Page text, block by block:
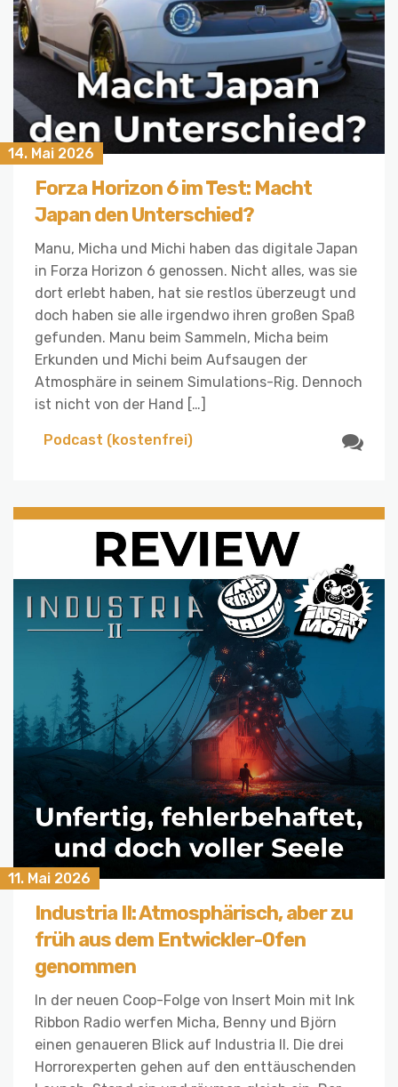
14. Mai 2026
Forza Horizon 6 im Test: Macht
Japan den Unterschied?
Manu, Micha und Michi haben das digitale Japan
in Forza Horizon 6 genossen. Nicht alles, was sie
dort erlebt haben, hat sie restlos überzeugt und
doch haben sie alle irgendwo ihren großen Spaß
gefunden. Manu beim Sammeln, Micha beim
Erkunden und Michi beim Aufsaugen der
Atmosphäre in seinem Simulations-Rig. Dennoch
ist nicht von der Hand […]
Podcast (kostenfrei)
11. Mai 2026
Industria II: Atmosphärisch, aber zu
früh aus dem Entwickler-Ofen
genommen
In der neuen Coop-Folge von Insert Moin mit Ink
Ribbon Radio werfen Micha, Benny und Björn
einen genaueren Blick auf Industria II. Die drei
Horrorexperten gehen auf den enttäuschenden